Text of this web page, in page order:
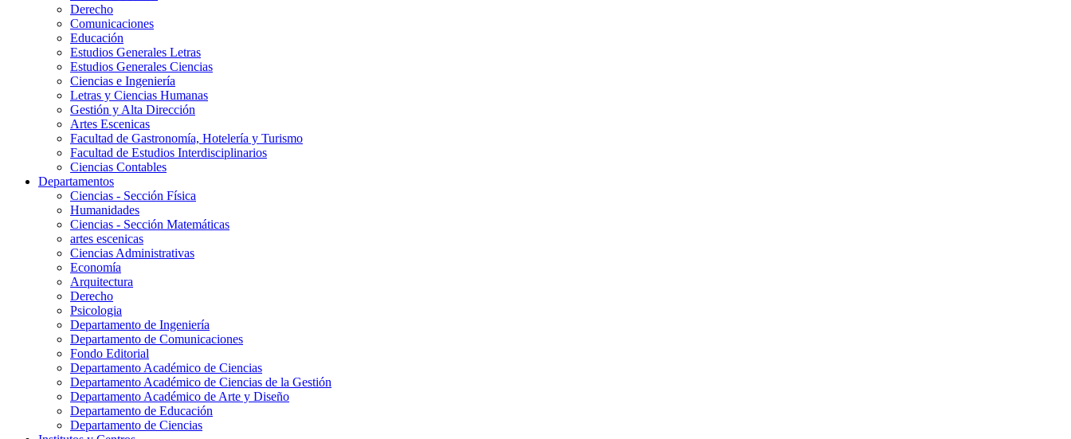
Derecho
Comunicaciones
Educación
Estudios Generales Letras
Estudios Generales Ciencias
Ciencias e Ingeniería
Letras y Ciencias Humanas
Gestión y Alta Dirección
Artes Escenicas
Facultad de Gastronomía, Hotelería y Turismo
Facultad de Estudios Interdisciplinarios
Ciencias Contables
Departamentos
Ciencias - Sección Física
Humanidades
Ciencias - Sección Matemáticas
artes escenicas
Ciencias Administrativas
Economía
Arquitectura
Derecho
Psicologia
Departamento de Ingeniería
Departamento de Comunicaciones
Fondo Editorial
Departamento Académico de Ciencias
Departamento Académico de Ciencias de la Gestión
Departamento Académico de Arte y Diseño
Departamento de Educación
Departamento de Ciencias